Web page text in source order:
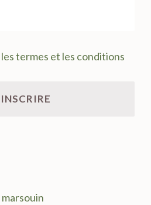
termes et les conditions